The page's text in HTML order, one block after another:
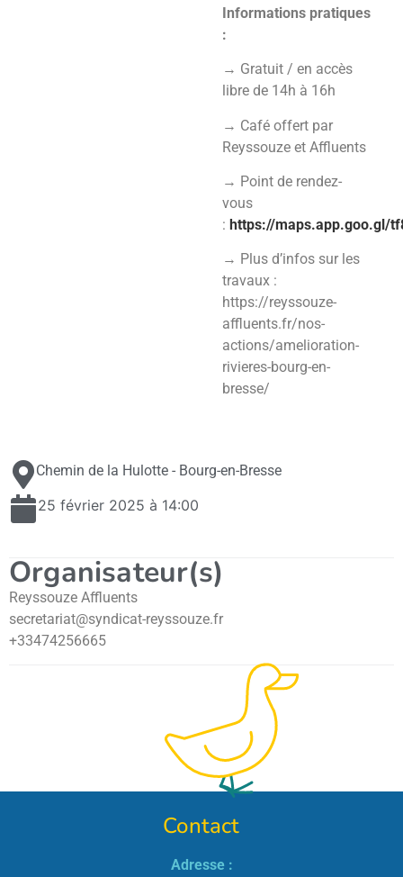
Informations pratiques
:
→ Gratuit / en accès
libre de 14h à 16h
→ Café offert par
Reyssouze et Affluents
→ Point de rendez-
vous
:https://maps.app.goo.gl/
→ Plus d’infos sur les
travaux :
https://reyssouze-
affluents.fr/nos-
actions/amelioration-
rivieres-bourg-en-
bresse/
Chemin de la Hulotte - Bourg-en-Bresse
25 février 2025 à 14:00
Organisateur(s)
Reyssouze Affluents
secretariat@syndicat-reyssouze.fr
+33474256665
Contact
Adresse :